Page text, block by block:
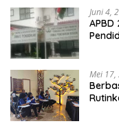
Juni 4,
APBD
Mei 17,